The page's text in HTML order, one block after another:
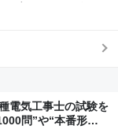
ゲーム・エンタメ
電気工事士の試験を
問”や“本番形式